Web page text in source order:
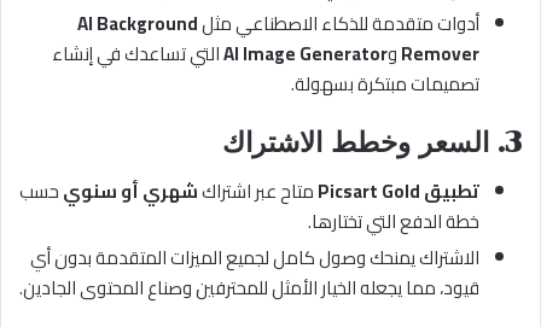
أدوات متقدمة للذكاء الاصطناعي مثلAI Background
RemoverوAI Image Generatorالتي تساعدك في إنشاء
تصميمات مبتكرة بسهولة.
3. السعر وخطط الاشتراك
تطبيق Picsart Gold متاح عبر اشتراكشهري أو سنويحسب
خطة الدفع التي تختارها.
الاشتراك يمنحك وصول كامل لجميع الميزات المتقدمة بدون أي
قيود، مما يجعله الخيار الأمثل للمحترفين وصناع المحتوى الجادين.